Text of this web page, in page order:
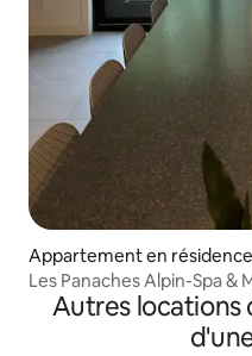
Appartement en
Les Panaches Alpin-Spa
Autres locations